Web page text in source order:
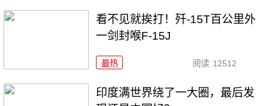
看不见就挨打！歼-15T百公里外
一剑封喉F-15J
最热 阅读 12512
印度满世界绕了一大圈，最后发